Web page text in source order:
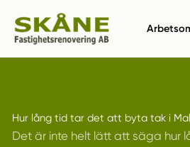
Hur lång tid tar det att byta tak i
Det är inte helt lätt att säga hur